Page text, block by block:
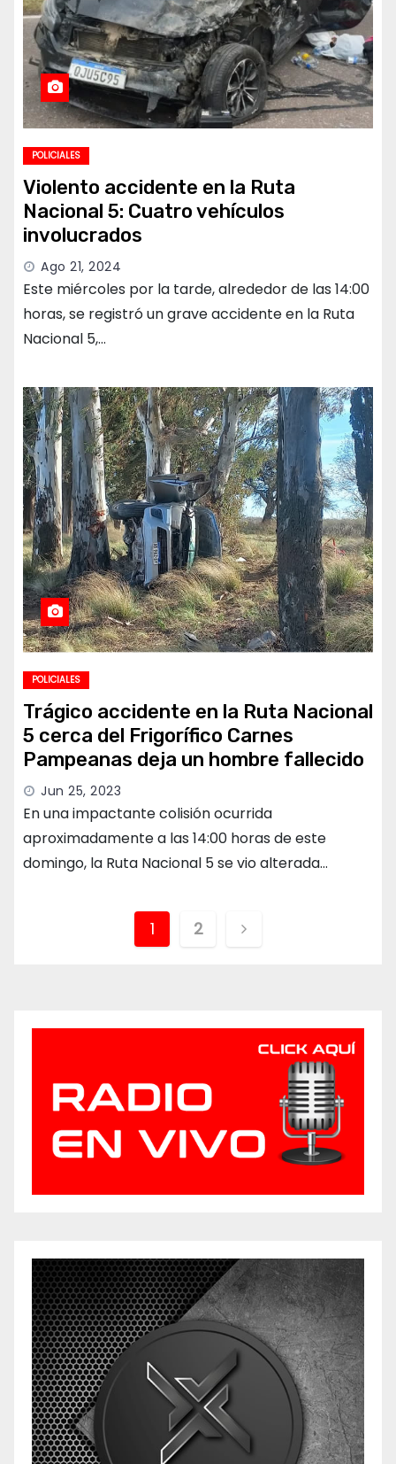
POLICIALES
Violento accidente en la Ruta
Nacional 5: Cuatro vehículos
involucrados
Ago 21, 2024
Este miércoles por la tarde, alrededor de las 14:00
horas, se registró un grave accidente en la Ruta
Nacional 5,…
POLICIALES
Trágico accidente en la Ruta Nacional
5 cerca del Frigorífico Carnes
Pampeanas deja un hombre fallecido
Jun 25, 2023
En una impactante colisión ocurrida
aproximadamente a las 14:00 horas de este
domingo, la Ruta Nacional 5 se vio alterada…
Paginación
1 2